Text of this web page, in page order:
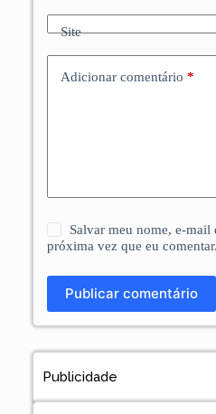
Site
Adicionar comentário *
Salvar meu nome, e-mail
próxima vez que eu comentar.
Publicar comentário
Publicidade